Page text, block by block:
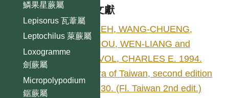
鱗果星蕨屬
Lepisorus 瓦葦屬
Leptochilus 萊蕨屬
Loxogramme
劍蕨屬
Micropolypodium
鋸蕨屬
參考文獻
SHIEH, WANG-CHUENG,
CHIOU, WEN-LIANG and
DEVOL, CHARLES E. 1994.
Flora of Taiwan, second edition
1: 530. (Fl. Taiwan 2nd edit.)